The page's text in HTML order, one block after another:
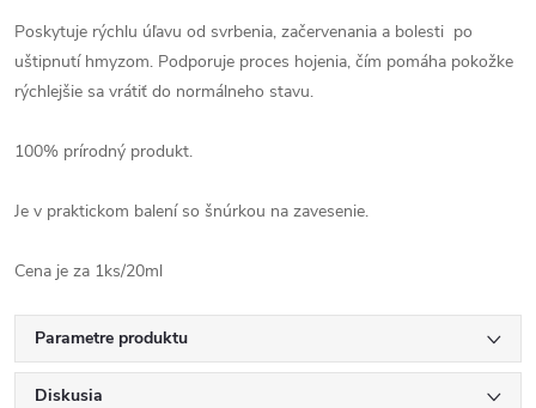
Poskytuje rýchlu úľavu od svrbenia, začervenania a bolesti po
uštipnutí hmyzom. Podporuje proces hojenia, čím pomáha pokožke
rýchlejšie sa vrátiť do normálneho stavu.
100% prírodný produkt.
Je v praktickom balení so šnúrkou na zavesenie.
Cena je za 1ks/20ml
Parametre produktu
Diskusia